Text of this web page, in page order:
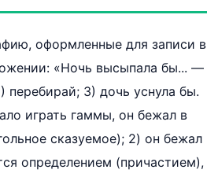
оформленные для записи в
«Ночь высыпала бы... —
перебирай; 3) дочь уснула бы.
играть гаммы, он бежал в
сказуемое); 2) он бежал
определением (причастием),